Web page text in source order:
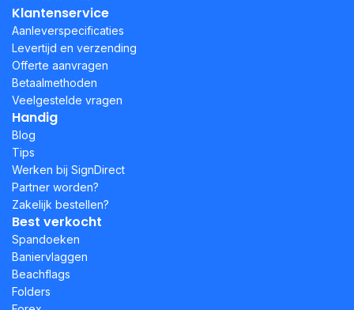
Klantenservice
Aanleverspecificaties
Levertijd en verzending
Offerte aanvragen
Betaalmethoden
Veelgestelde vragen
Handig
Blog
Tips
Werken bij SignDirect
Partner worden?
Zakelijk bestellen?
Best verkocht
Spandoeken
Baniervlaggen
Beachflags
Folders